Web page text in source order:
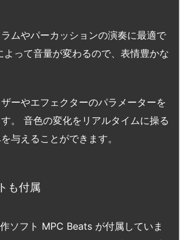
ムやパーカッションの演奏に最適で
って音量が変わるので、表情豊かな
ーやエフェクターのパラメーターを
。 音色の変化をリアルタイムに操る
与えることができます。
も付属
ソフト MPC Beats が付属していま